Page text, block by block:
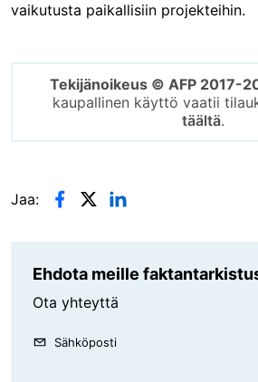
vaikutusta paikallisiin projekteihin.
Tekijänoikeus © AFP 2017-
kaupallinen käyttö vaatii
täältä.
Jaa:
Ehdota meille
Ota yhteyttä
Sähköposti